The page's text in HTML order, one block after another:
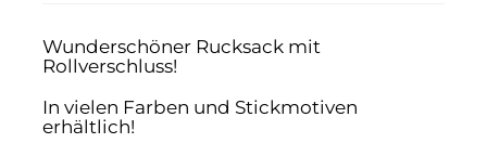
Wunderschöner Rucksack mit
Rollverschluss!
In vielen Farben und Stickmotiven
erhältlich!